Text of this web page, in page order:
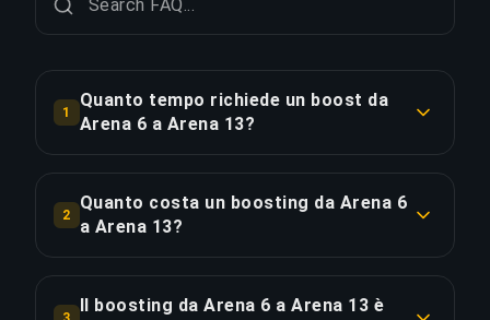
1
Quanto tempo richiede un boost da
Arena 6 a Arena 13?
tipicamente 12-24 ore. Con Ordine Prioritario, la
consegna è circa il 25% più veloce.
2
Quanto costa un boosting da Arena 6
a Arena 13?
€92.24 per l'opzione standard. L'Ordine Prioritario
Il boosting da Arena 6 a Arena 13 è